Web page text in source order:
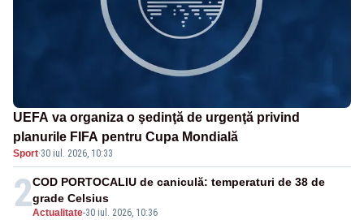
UEFA va organiza o şedinţă de urgenţă privind
planurile FIFA pentru Cupa Mondială
Sport·30 iul. 2026, 10:33
2Actualitate-30 iul. 2026, 10:36
COD PORTOCALIU de caniculă: temperaturi de 38 de
grade Celsius